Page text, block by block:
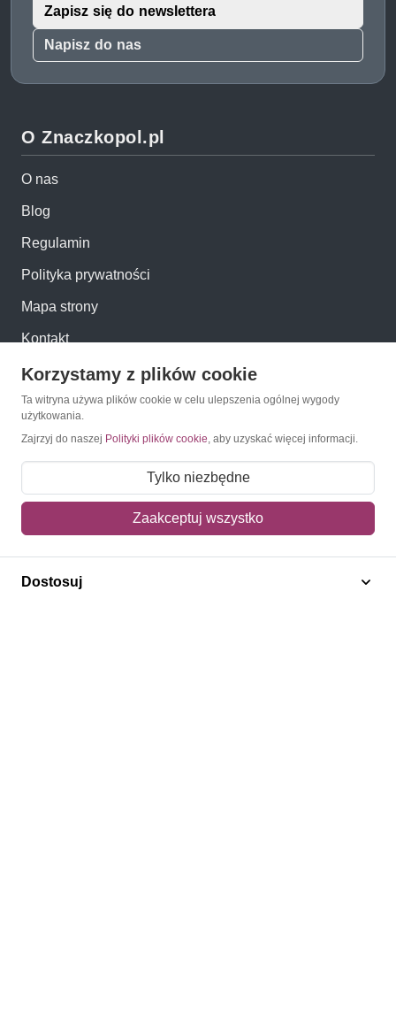
Napisz do nas
Zapisz się do newslettera
O Znaczkopol.pl
O nas
Blog
Regulamin
Polityka prywatności
Mapa strony
Kontakt
Obsługa klienta
Pomoc i FAQ
Sposoby płatności
Zwroty i reklamacje
Korzystamy z plików cookie
Ta witryna używa plików cookie w celu ulepszenia ogólnej wygody
użytkowania.
Zajrzyj do naszej Polityki plików cookie, aby uzyskać więcej informacji.
Tylko niezbędne
Zaakceptuj wszystko
Dostosuj